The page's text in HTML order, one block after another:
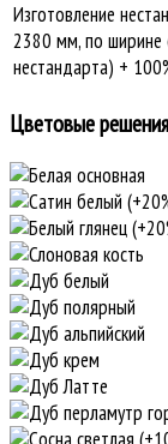
Изготовление
2380 мм, по
нестандарта) +
Цветовые